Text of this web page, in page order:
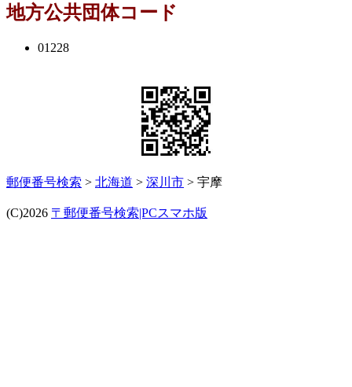
地方公共団体コード
01228
郵便番号検索 > 北海道 > 深川市 > 宇摩
(C)2026 〒郵便番号検索|PCスマホ版